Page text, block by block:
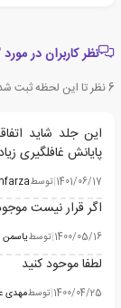
نظر کاربران در
6نظر تا این لحظه ثبت
این جلد شاید
پایانش غافلگیری
1401/06/17
|توسط
اگر قرار نیست
1400/05/16
|توسطیاسمن
لطفا موحود کنید
1400/04/25
|توسطمهدی